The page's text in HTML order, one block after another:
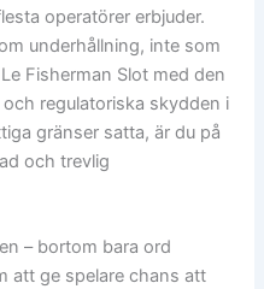
operatörer erbjuder.
underhållning, inte som
Fisherman Slot med den
regulatoriska skydden i
gränser satta, är du på
och trevlig
– bortom bara ord
att ge spelare chans att